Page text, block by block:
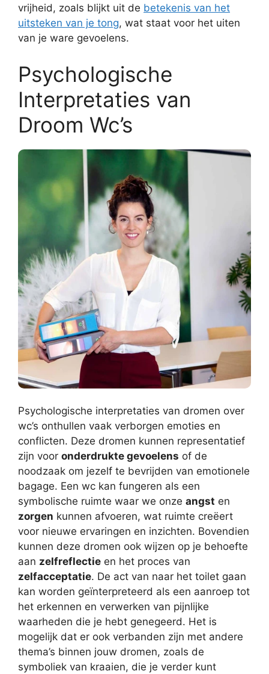
vrijheid, zoals blijkt uit de betekenis van het
uitsteken van je tong, wat staat voor het uiten
van je ware gevoelens.
Psychologische
Interpretaties van
Droom Wc’s
Psychologische interpretaties van dromen over
wc’s onthullen vaak verborgen emoties en
conflicten. Deze dromen kunnen representatief
zijn voor onderdrukte gevoelens of de
noodzaak om jezelf te bevrijden van emotionele
bagage. Een wc kan fungeren als een
symbolische ruimte waar we onze angst en
zorgen kunnen afvoeren, wat ruimte creëert
voor nieuwe ervaringen en inzichten. Bovendien
kunnen deze dromen ook wijzen op je behoefte
aan zelfreflectie en het proces van
zelfacceptatie. De act van naar het toilet gaan
kan worden geïnterpreteerd als een aanroep tot
het erkennen en verwerken van pijnlijke
waarheden die je hebt genegeerd. Het is
mogelijk dat er ook verbanden zijn met andere
thema’s binnen jouw dromen, zoals de
symboliek van kraaien, die je verder kunt